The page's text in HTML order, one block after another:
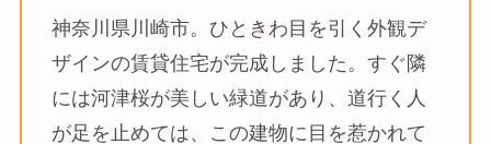
神奈川県川崎市。ひときわ目を引く外観デ
ザインの賃貸住宅が完成しました。すぐ隣
には河津桜が美しい緑道があり、道行く人
が足を止めては、この建物に目を惹かれて